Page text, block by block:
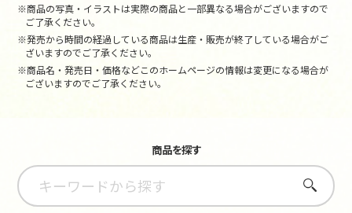
※商品の写真・イラストは実際の商品と一部異なる場合がございますので
ご了承ください。
※発売から時間の経過している商品は生産・販売が終了している場合がご
ざいますのでご了承ください。
※商品名・発売日・価格などこのホームページの情報は変更になる場合が
ございますのでご了承ください。
商品を探す
さがす